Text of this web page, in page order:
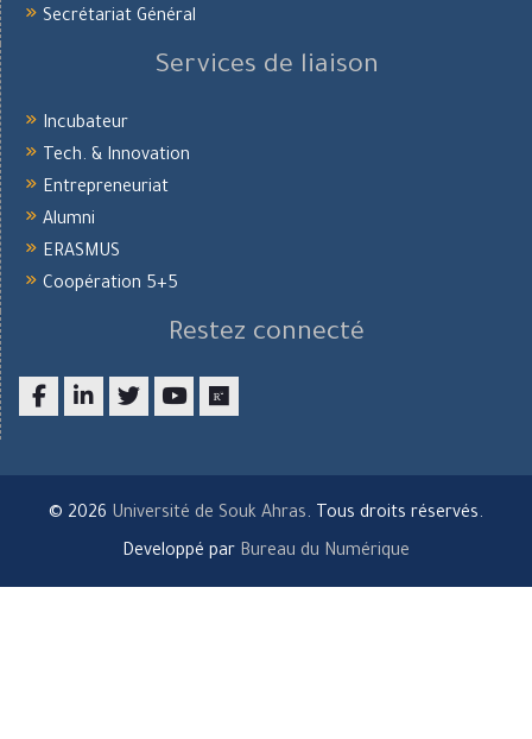
Secrétariat Général
Services de liaison
Incubateur
Tech. & Innovation
Entrepreneuriat
Alumni
ERASMUS
Coopération 5+5
Restez connecté
© 2026 Université de Souk Ahras. Tous droits réservés.
Developpé par Bureau du Numérique